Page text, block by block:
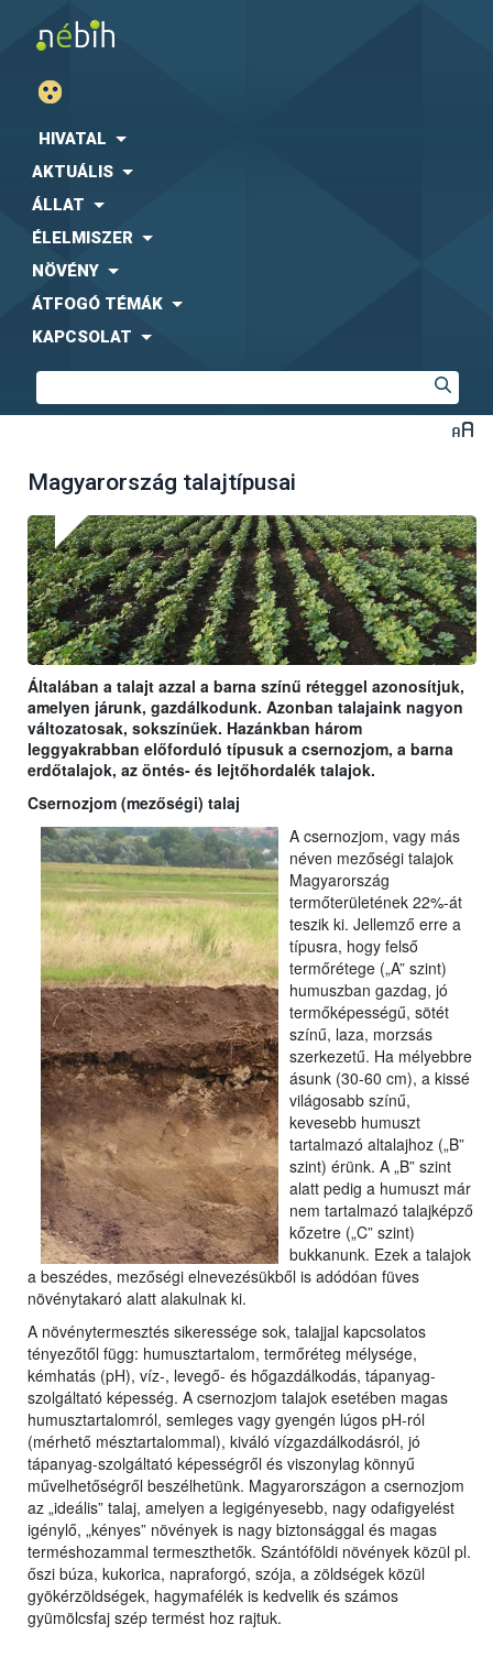
HIVATAL
AKTUÁLIS
ÁLLAT
ÉLELMISZER
NÖVÉNY
ÁTFOGÓ TÉMÁK
KAPCSOLAT
Magyarország talajtípusai
Általában a talajt azzal a barna színű réteggel azonosítjuk,
amelyen járunk, gazdálkodunk. Azonban talajaink nagyon
változatosak, sokszínűek. Hazánkban három
leggyakrabban előforduló típusuk a csernozjom, a barna
erdőtalajok, az öntés- és lejtőhordalék talajok.
Csernozjom (mezőségi) talaj
A csernozjom, vagy más
néven mezőségi talajok
Magyarország
termőterületének 22%-át
teszik ki. Jellemző erre a
típusra, hogy felső
termőrétege („A” szint)
humuszban gazdag, jó
termőképességű, sötét
színű, laza, morzsás
szerkezetű. Ha mélyebbre
ásunk (30-60 cm), a kissé
világosabb színű,
kevesebb humuszt
tartalmazó altalajhoz („B”
szint) érünk. A „B” szint
alatt pedig a humuszt már
nem tartalmazó talajképző
kőzetre („C” szint)
bukkanunk. Ezek a talajok
a beszédes, mezőségi elnevezésükből is adódóan füves
növénytakaró alatt alakulnak ki.
A növénytermesztés sikeressége sok, talajjal kapcsolatos
tényezőtől függ: humusztartalom, termőréteg mélysége,
kémhatás (pH), víz-, levegő- és hőgazdálkodás, tápanyag-
szolgáltató képesség. A csernozjom talajok esetében magas
humusztartalomról, semleges vagy gyengén lúgos pH-ról
(mérhető mésztartalommal), kiváló vízgazdálkodásról, jó
tápanyag-szolgáltató képességről és viszonylag könnyű
művelhetőségről beszélhetünk. Magyarországon a csernozjom
az „ideális” talaj, amelyen a legigényesebb, nagy odafigyelést
igénylő, „kényes” növények is nagy biztonsággal és magas
terméshozammal termeszthetők. Szántóföldi növények közül pl.
őszi búza, kukorica, napraforgó, szója, a zöldségek közül
gyökérzöldségek, hagymafélék is kedvelik és számos
gyümölcsfaj szép termést hoz rajtuk.